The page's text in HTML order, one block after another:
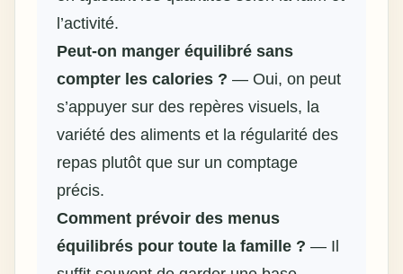
l’activité.
Peut-on manger équilibré sans
compter les calories ? — Oui, on peut
s’appuyer sur des repères visuels, la
variété des aliments et la régularité des
repas plutôt que sur un comptage
précis.
Comment prévoir des menus
équilibrés pour toute la famille ? — Il